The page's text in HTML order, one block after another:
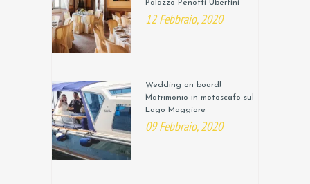
Palazzo Penotti Ubertini
12 Febbraio, 2020
Wedding on board!
Matrimonio in motoscafo sul
Lago Maggiore
09 Febbraio, 2020